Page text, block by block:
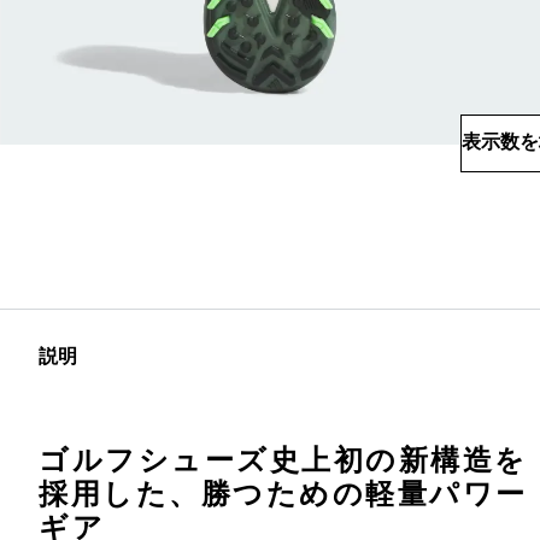
表示数
説明
ゴルフシューズ史上初の新構造を
採用した、勝つための軽量パワー
ギア